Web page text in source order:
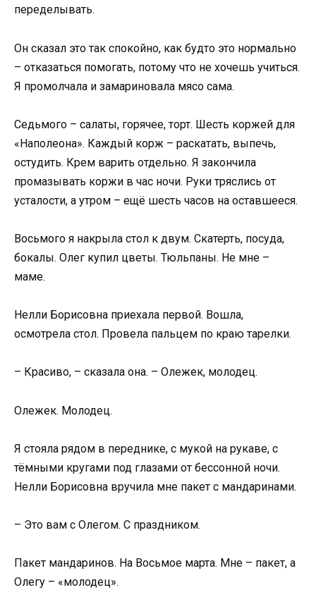
переделывать.
Он сказал это так спокойно, как будто это нормально
– отказаться помогать, потому что не хочешь учиться.
Я промолчала и замариновала мясо сама.
Седьмого – салаты, горячее, торт. Шесть коржей для
«Наполеона». Каждый корж – раскатать, выпечь,
остудить. Крем варить отдельно. Я закончила
промазывать коржи в час ночи. Руки тряслись от
усталости, а утром – ещё шесть часов на оставшееся.
Восьмого я накрыла стол к двум. Скатерть, посуда,
бокалы. Олег купил цветы. Тюльпаны. Не мне –
маме.
Нелли Борисовна приехала первой. Вошла,
осмотрела стол. Провела пальцем по краю тарелки.
– Красиво, – сказала она. – Олежек, молодец.
Олежек. Молодец.
Я стояла рядом в переднике, с мукой на рукаве, с
тёмными кругами под глазами от бессонной ночи.
Нелли Борисовна вручила мне пакет с мандаринами.
– Это вам с Олегом. С праздником.
Пакет мандаринов. На Восьмое марта. Мне – пакет, а
Олегу – «молодец».